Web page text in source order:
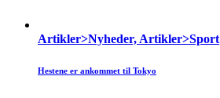
Artikler>Nyheder, Artikler>Sport
Hestene er ankommet til Tokyo